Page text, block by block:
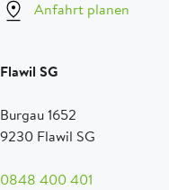
Anfahrt planen
Flawil SG
Burgau 1652
9230 Flawil SG
0848 400 401